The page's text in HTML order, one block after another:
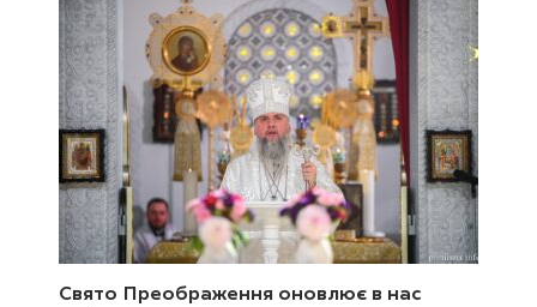
Свято Преображення оновлює в нас